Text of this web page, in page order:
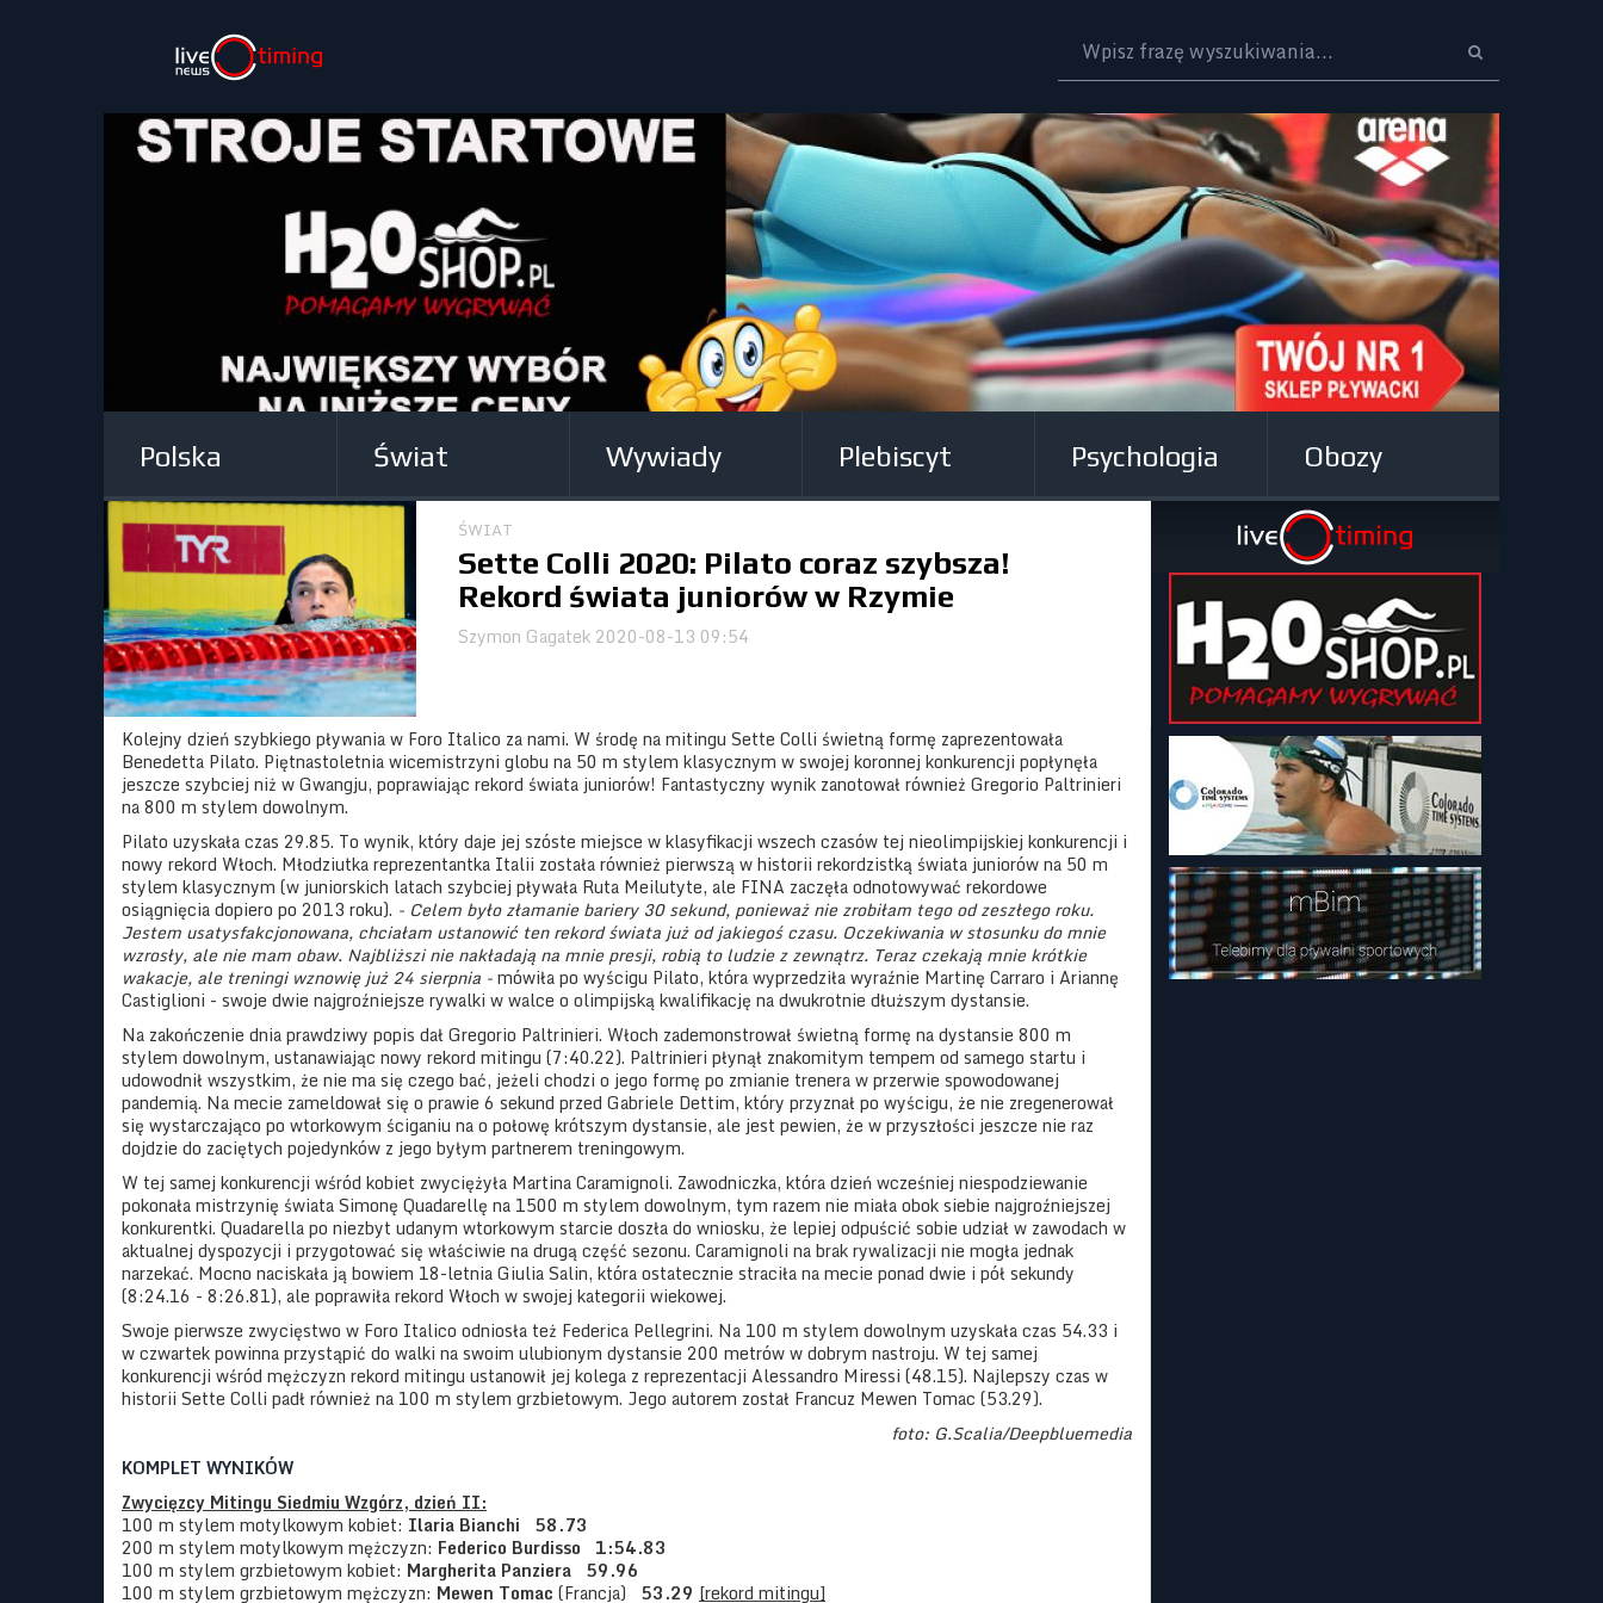
Polska Świat Wywiady Plebiscyt Psychologia Obozy
ŚWIAT
Sette Colli 2020: Pilato coraz szybsza!
Rekord świata juniorów w Rzymie
Szymon Gagatek 2020-08-13 09:54
Kolejny dzień szybkiego pływania w Foro Italico za nami. W środę na mitingu Sette Colli świetną formę zaprezentowała
Benedetta Pilato. Piętnastoletnia wicemistrzyni globu na 50 m stylem klasycznym w swojej koronnej konkurencji popłynęła
jeszcze szybciej niż w Gwangju, poprawiając rekord świata juniorów! Fantastyczny wynik zanotował również Gregorio Paltrinieri
na 800 m stylem dowolnym.
Pilato uzyskała czas 29.85. To wynik, który daje jej szóste miejsce w klasyfikacji wszech czasów tej nieolimpijskiej konkurencji i
nowy rekord Włoch. Młodziutka reprezentantka Italii została również pierwszą w historii rekordzistką świata juniorów na 50 m
stylem klasycznym (w juniorskich latach szybciej pływała Ruta Meilutyte, ale FINA zaczęła odnotowywać rekordowe
osiągnięcia dopiero po 2013 roku). - Celem było złamanie bariery 30 sekund, ponieważ nie zrobiłam tego od zeszłego roku.
Jestem usatysfakcjonowana, chciałam ustanowić ten rekord świata już od jakiegoś czasu. Oczekiwania w stosunku do mnie
wzrosły, ale nie mam obaw. Najbliższi nie nakładają na mnie presji, robią to ludzie z zewnątrz. Teraz czekają mnie krótkie
wakacje, ale treningi wznowię już 24 sierpnia -mówiła po wyścigu Pilato, która wyprzedziła wyraźnie Martinę Carraro i Ariannę
Castiglioni - swoje dwie najgroźniejsze rywalki w walce o olimpijską kwalifikację na dwukrotnie dłuższym dystansie.
Na zakończenie dnia prawdziwy popis dał Gregorio Paltrinieri. Włoch zademonstrował świetną formę na dystansie 800 m
stylem dowolnym, ustanawiając nowy rekord mitingu (7:40.22). Paltrinieri płynął znakomitym tempem od samego startu i
udowodnił wszystkim, że nie ma się czego bać, jeżeli chodzi o jego formę po zmianie trenera w przerwie spowodowanej
pandemią. Na mecie zameldował się o prawie 6 sekund przed Gabriele Dettim, który przyznał po wyścigu, że nie zregenerował
się wystarczająco po wtorkowym ściganiu na o połowę krótszym dystansie, ale jest pewien, że w przyszłości jeszcze nie raz
dojdzie do zaciętych pojedynków z jego byłym partnerem treningowym.
W tej samej konkurencji wśród kobiet zwyciężyła Martina Caramignoli. Zawodniczka, która dzień wcześniej niespodziewanie
pokonała mistrzynię świata Simonę Quadarellę na 1500 m stylem dowolnym, tym razem nie miała obok siebie najgroźniejszej
konkurentki. Quadarella po niezbyt udanym wtorkowym starcie doszła do wniosku, że lepiej odpuścić sobie udział w zawodach w
aktualnej dyspozycji i przygotować się właściwie na drugą część sezonu. Caramignoli na brak rywalizacji nie mogła jednak
narzekać. Mocno naciskała ją bowiem 18-letnia Giulia Salin, która ostatecznie straciła na mecie ponad dwie i pół sekundy
(8:24.16 - 8:26.81), ale poprawiła rekord Włoch w swojej kategorii wiekowej.
Swoje pierwsze zwycięstwo w Foro Italico odniosła też Federica Pellegrini. Na 100 m stylem dowolnym uzyskała czas 54.33 i
w czwartek powinna przystąpić do walki na swoim ulubionym dystansie 200 metrów w dobrym nastroju. W tej samej
konkurencji wśród mężczyzn rekord mitingu ustanowił jej kolega z reprezentacji Alessandro Miressi (48.15). Najlepszy czas w
historii Sette Colli padł również na 100 m stylem grzbietowym. Jego autorem został Francuz Mewen Tomac (53.29).
foto: G.Scalia/Deepbluemedia
KOMPLET WYNIKÓW
Zwycięzcy Mitingu Siedmiu Wzgórz, dzień II:
100 m stylem motylkowym kobiet: Ilaria Bianchi 58.73
200 m stylem motylkowym mężczyzn: Federico Burdisso 1:54.83
100 m stylem grzbietowym kobiet: Margherita Panziera 59.96
100 m stylem grzbietowym mężczyzn: Mewen Tomac (Francja) 53.29 [rekord mitingu]